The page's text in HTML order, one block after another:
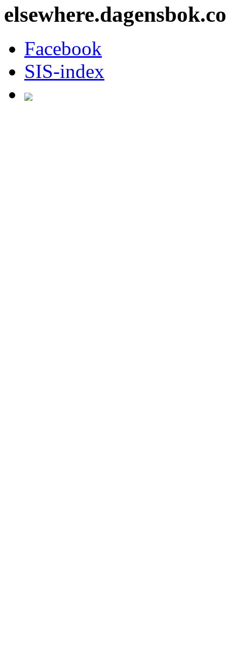
Facebook
SIS-index